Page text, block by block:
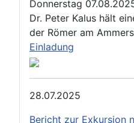
Donnerstag
Dr. Peter Kalus hält
der Römer am
Einladung
28.07.2025
Bericht zur Exkursion